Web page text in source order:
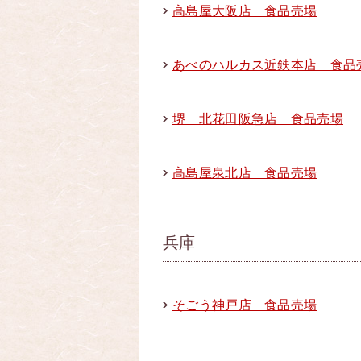
高島屋大阪店 食品売場
あべのハルカス近鉄本店 食品
堺 北花田阪急店 食品売場
高島屋泉北店 食品売場
兵庫
そごう神戸店 食品売場